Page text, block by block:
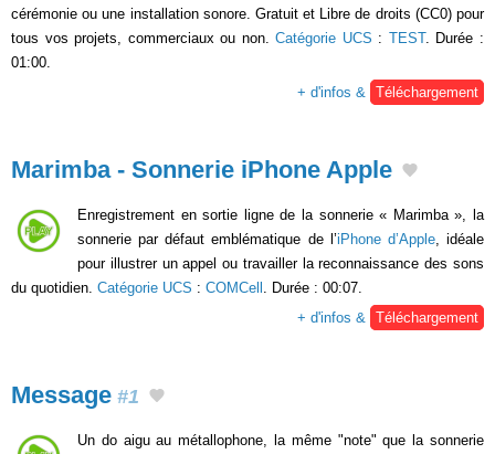
cérémonie ou une installation sonore. Gratuit et Libre de droits (CC0) pour
tous vos projets, commerciaux ou non.Catégorie UCS : TEST. Durée :
01:00.
+ d'infos & Téléchargement
Marimba - Sonnerie iPhone Apple
Enregistrement en sortie ligne de la sonnerie « Marimba », la
sonnerie par défaut emblématique de l’iPhone d’Apple, idéale
pour illustrer un appel ou travailler la reconnaissance des sons
du quotidien. Catégorie UCS : COMCell
. Durée : 00:07.
+ d'infos &
Téléchargement
Message #1
Un do aigu au métallophone, la même "note" que la sonnerie